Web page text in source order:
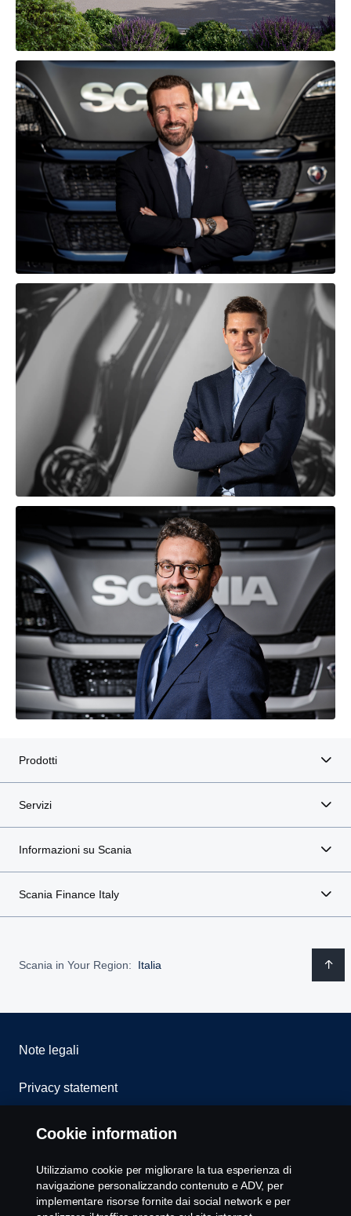
Prodotti
Servizi
Informazioni su Scania
Scania Finance Italy
Scania in Your Region: Italia
Note legali
Privacy statement
Cookies
Whistleblowing
Modello 231
Cookie information
Utilizziamo cookie per migliorare la tua esperienza di
navigazione personalizzando contenuto e ADV, per
implementare risorse fornite dai social network e per